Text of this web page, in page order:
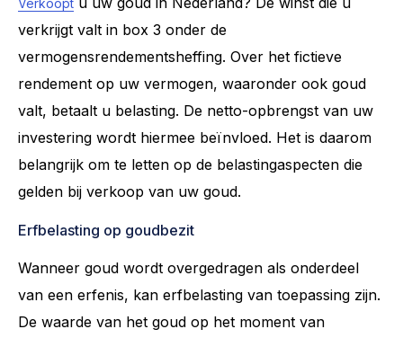
verkrijgt valt in box 3 onder de
vermogensrendementsheffing. Over het fictieve
rendement op uw vermogen, waaronder ook goud
valt, betaalt u belasting. De netto-opbrengst van uw
investering wordt hiermee beïnvloed. Het is daarom
belangrijk om te letten op de belastingaspecten die
gelden bij verkoop van uw goud.
Erfbelasting op goudbezit
Wanneer goud wordt overgedragen als onderdeel
van een erfenis, kan erfbelasting van toepassing zijn.
De waarde van het goud op het moment van